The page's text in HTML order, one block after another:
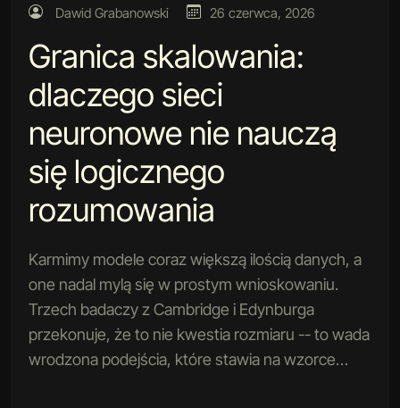
Dawid Grabanowski 26 czerwca, 2026
Granica skalowania:
dlaczego sieci
neuronowe nie nauczą
się logicznego
rozumowania
Karmimy modele coraz większą ilością danych, a
one nadal mylą się w prostym wnioskowaniu.
Trzech badaczy z Cambridge i Edynburga
przekonuje, że to nie kwestia rozmiaru -- to wada
wrodzona podejścia, które stawia na wzorce…